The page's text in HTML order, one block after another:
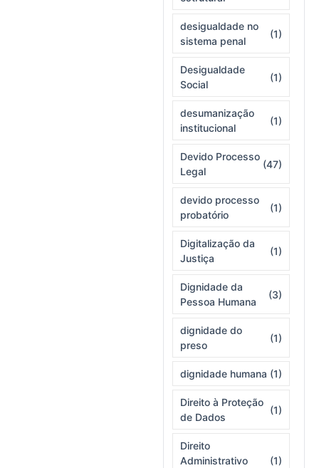
desigualdade no
sistema penal
(1)
Desigualdade
Social
(1)
desumanização
institucional
(1)
Devido Processo
Legal
(47)
devido processo
probatório
(1)
Digitalização da
Justiça
(1)
Dignidade da
Pessoa Humana
(3)
dignidade do
preso
(1)
dignidade humana (1)
Direito à Proteção
de Dados
(1)
Direito
Administrativo
(1)